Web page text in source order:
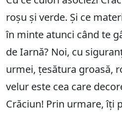
roșu și verde. Și ce
în minte atunci când te
de Iarnă? Noi, cu
urmei, țesătura groasă,
velur este cea care
Crăciun! Prin urmare, îți